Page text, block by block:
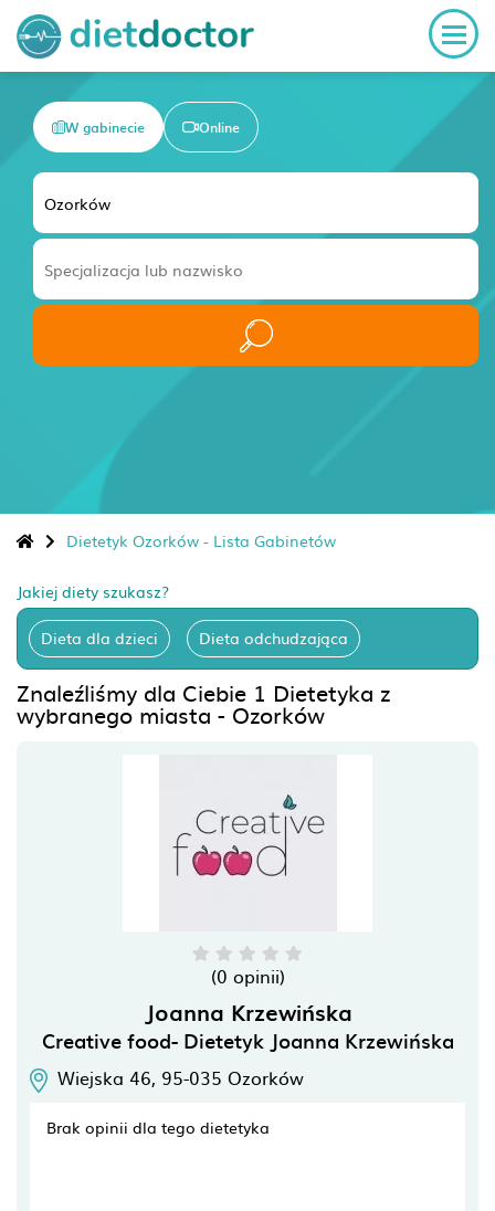
W gabinecie Online
Dietetyk Ozorków - Lista Gabinetów
Jakiej diety szukasz?
Dieta dla dzieci Dieta odchudzająca
Znaleźliśmy dla Ciebie 1 Dietetyka z
wybranego miasta - Ozorków
(0 opinii)
Joanna Krzewińska
Creative food- Dietetyk Joanna Krzewińska
Wiejska 46, 95-035 Ozorków
Brak opinii dla tego dietetyka